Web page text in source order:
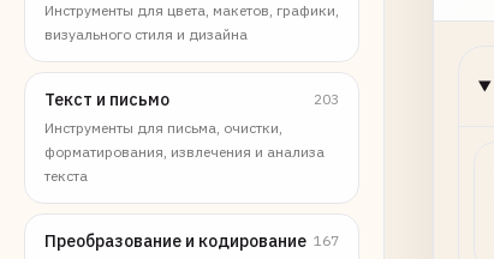
Инструменты для цвета, макетов, графики,
визуального стиля и дизайна
Текст и письмо
203
Инструменты для письма, очистки,
форматирования, извлечения и анализа
текста
Преобразование и кодирование 167